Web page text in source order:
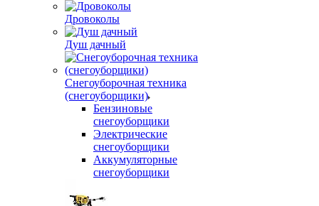
Дровоколы
Душ дачный
Снегоуборочная техника
(снегоуборщики)
Бензиновые
снегоуборщики
Электрические
снегоуборщики
Аккумуляторные
снегоуборщики